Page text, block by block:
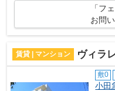
「フ
お問
賃貸 | マンション ヴィラ
敷0
小田